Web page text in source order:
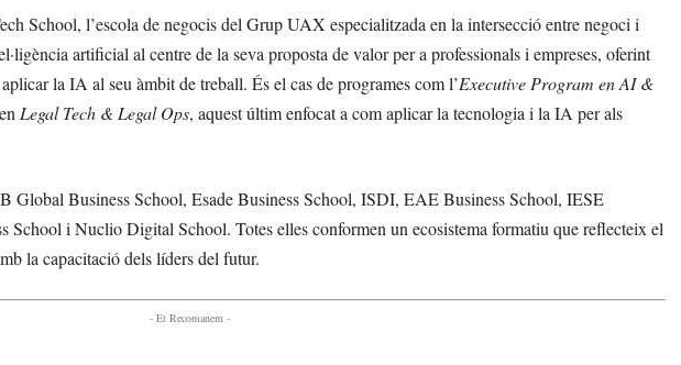
School, l’escola de negocis del Grup UAX especialitzada en la intersecció entre negoci i
artificial al centre de la seva proposta de valor per a professionals i empreses, oferint
la IA al seu àmbit de treball. És el cas de programes com l’Executive Program en AI &
Legal Tech & Legal Ops, aquest últim enfocat a com aplicar la tecnologia i la IA per als
Global Business School, Esade Business School, ISDI, EAE Business School, IESE
i Nuclio Digital School. Totes elles conformen un ecosistema formatiu que reflecteix el
la capacitació dels líders del futur.
- Et Recomanem -